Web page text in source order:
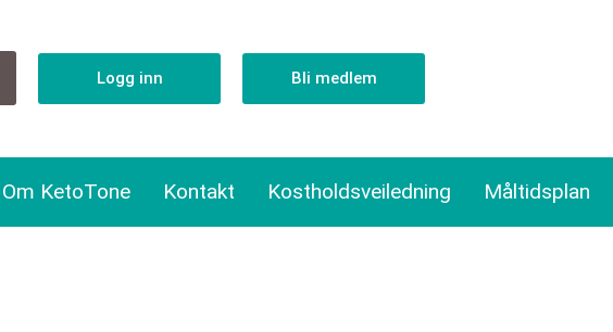
Logg inn Bli medlem
Om KetoTone Kontakt Kostholdsveiledning Måltidsplan